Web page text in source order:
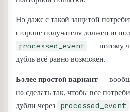
Но даже с такой защитой
стороне получателя должен
processed_event
— потому
дубль всё равно возможен.
Более простой вариант —
но сделать так, чтобы все
дубли через
processed_event